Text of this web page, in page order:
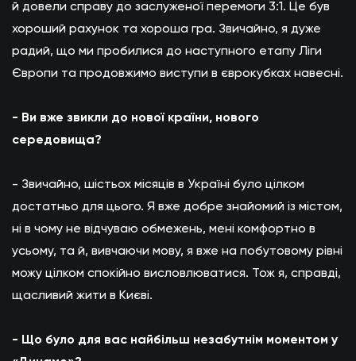
й довели справу до заслуженої перемоги 3:1. Це був
хороший рахунок та хороша гра. Звичайно, я дуже
радий, що ми пробилися до наступного етапу Ліги
Європи та продовжимо виступи в єврокубках навесні.
- Ви вже звикли до нової країни, нового
середовища?
- Звичайно, шістьох місяців в Україні було цілком
достатньо для цього. Я вже добре знайомий із містом,
ні в чому не відчуваю обмежень, мені комфортно в
усьому, та й, вивчаючи мову, я вже на побутовому рівні
можу цілком спокійно висловлюватися. Тож я, справді,
щасливий жити в Києві.
- Що було для вас найбільш незабутнім моментом у